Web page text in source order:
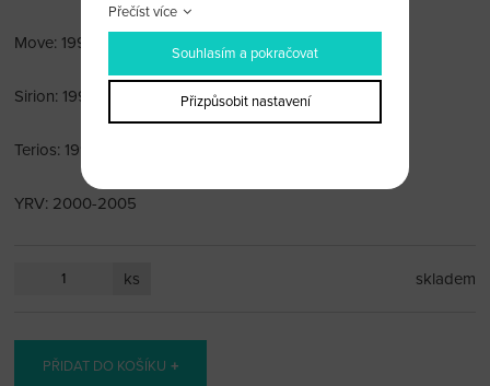
Move: 1997-2002
Sirion: 1998-2004
Terios: 1997-2005
YRV: 2000-2005
ks skladem
PŘIDAT DO KOŠÍKU
Přečíst více
Souhlasím a pokračovat
Přizpůsobit nastavení